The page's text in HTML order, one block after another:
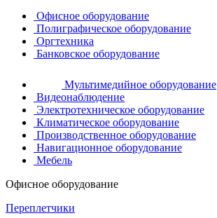
Офисное оборудование
Полиграфическое оборудование
Оргтехника
Банковское оборудование
Мультимедийное оборудование
Видеонаблюдение
Электротехническое оборудование
Климатическое оборудование
Производственное оборудование
Навигационное оборудование
Мебель
Офисное оборудование
Переплетчики